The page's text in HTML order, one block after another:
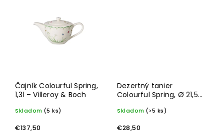
Čajník Colourful Spring,
1,3l – Villeroy & Boch
Skladom (5 ks)
€137,50
Dezertný tanier
Colourful Spring, Ø 21,5
Skladom (>5 ks)
€28,50